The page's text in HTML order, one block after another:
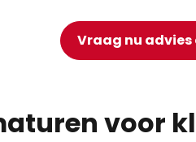
Vraag nu advies
voor